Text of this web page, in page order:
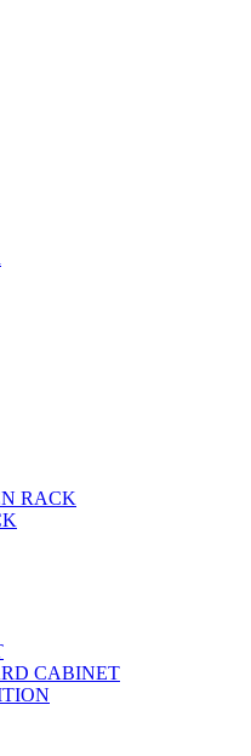
RACK
CABINET